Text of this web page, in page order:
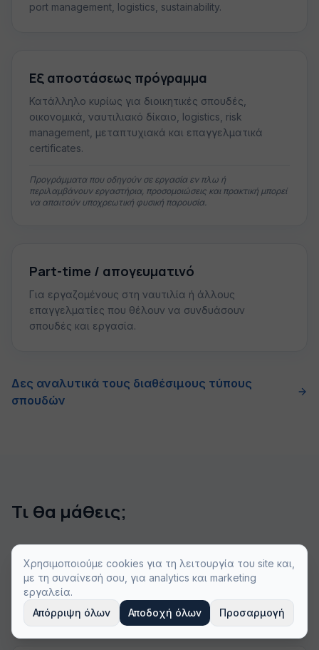
port management, logistics, sustainability.
Εξ αποστάσεως πρόγραμμα
Κατάλληλο κυρίως για διοικητικές σπουδές,
οικονομικά, ναυτιλιακό δίκαιο, logistics, risk
management, μεταπτυχιακά και επαγγελματικά
certificates.
Προγράμματα που οδηγούν σε εργασία εν πλω ή
περιλαμβάνουν εργαστήρια, προσομοιώσεις και πρακτική μπορεί
να απαιτούν υποχρεωτική φυσική παρουσία.
Part-time / απογευματινό
Για εργαζομένους στη ναυτιλία ή άλλους
επαγγελματίες που θέλουν να συνδυάσουν
σπουδές και εργασία.
Δες αναλυτικά τους διαθέσιμους τύπους
σπουδών
Τι θα μάθεις;
διοίκηση ναυτιλιακών επιχειρήσεων
ναυτιλιακή οικονομία
Χρησιμοποιούμε cookies για τη λειτουργία του site και,
με τη συναίνεσή σου, για analytics και marketing
εργαλεία.
Απόρριψη όλων
Αποδοχή όλων Προσαρμογή